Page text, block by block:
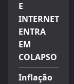
E
INTERNET
ENTRA
EM
COLAPSO
Inflação